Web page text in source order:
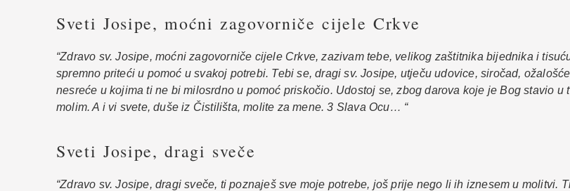
Sveti Josipe, moćni zagovorniče cijele Crkve
“Zdravo sv. Josipe, moćni zagovorniče cijele Crkve, zazivam tebe, velikog zaštitnika bijednika i
spremno priteći u pomoć u svakoj potrebi. Tebi se, dragi sv. Josipe, utječu udovice, siročad,
nesreće u kojima ti ne bi milosrdno u pomoć priskočio. Udostoj se, zbog darova koje je Bog stavio u
molim. A i vi svete, duše iz Čistilišta, molite za mene. 3 Slava Ocu… “
Sveti Josipe, dragi sveče
“Zdravo sv. Josipe, dragi sveče, ti poznaješ sve moje potrebe, još prije nego li ih iznesem u molitvi.